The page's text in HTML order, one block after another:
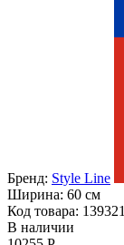
Бренд: Style Line
Ширина: 60 см
Код товара: 139321
В наличии